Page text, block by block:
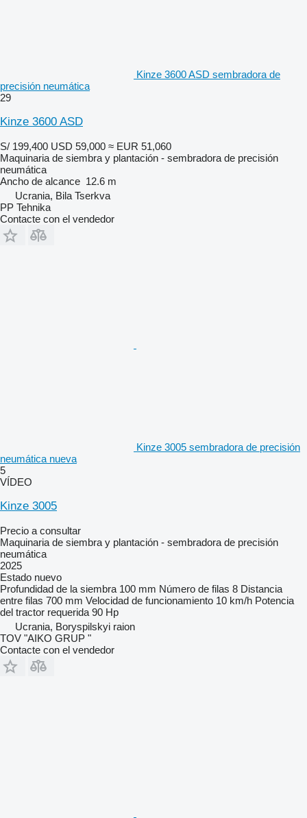
Kinze 3600 ASD sembradora de
precisión neumática
29
Kinze 3600 ASD
S/ 199,400 USD 59,000 ≈ EUR 51,060
Maquinaria de siembra y plantación - sembradora de precisión
neumática
Ancho de alcance 12.6 m
Ucrania, Bila Tserkva
PP Tehnika
Contacte con el vendedor
Kinze 3005 sembradora de precisión
neumática nueva
5
VÍDEO
Kinze 3005
Precio a consultar
Maquinaria de siembra y plantación - sembradora de precisión
neumática
2025
Estado nuevo
Profundidad de la siembra 100 mm Número de filas 8 Distancia
entre filas 700 mm Velocidad de funcionamiento 10 km/h Potencia
del tractor requerida 90 Hp
Ucrania, Boryspilskyi raion
TOV "AIKO GRUP "
Contacte con el vendedor